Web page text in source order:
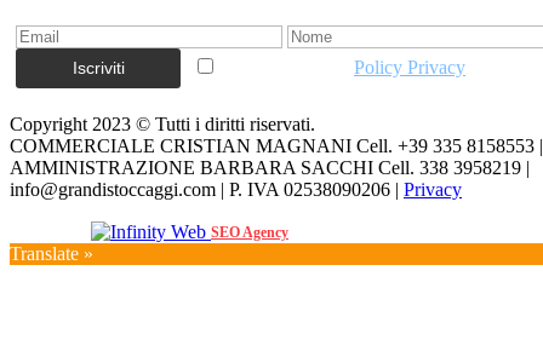
Policy Privacy
Copyright 2023 © Tutti i diritti riservati.
COMMERCIALE CRISTIAN MAGNANI Cell. +39 335 8158553 |
AMMINISTRAZIONE BARBARA SACCHI Cell. 338 3958219 |
info@grandistoccaggi.com | P. IVA 02538090206 | Privacy
SEO Agency
Translate »